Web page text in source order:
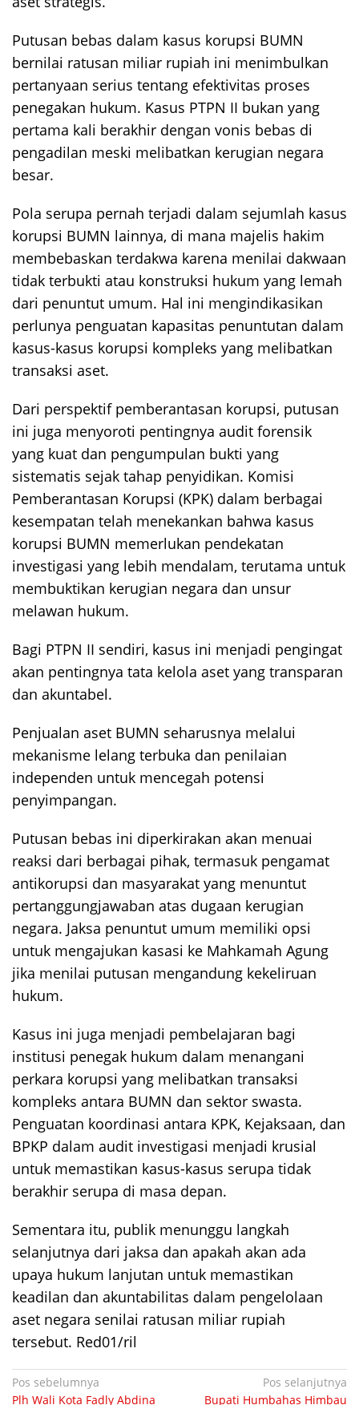
Putusan bebas dalam kasus korupsi BUMN
bernilai ratusan miliar rupiah ini menimbulkan
pertanyaan serius tentang efektivitas proses
penegakan hukum. Kasus PTPN II bukan yang
pertama kali berakhir dengan vonis bebas di
pengadilan meski melibatkan kerugian negara
besar.
Pola serupa pernah terjadi dalam sejumlah kasus
korupsi BUMN lainnya, di mana majelis hakim
membebaskan terdakwa karena menilai dakwaan
tidak terbukti atau konstruksi hukum yang lemah
dari penuntut umum. Hal ini mengindikasikan
perlunya penguatan kapasitas penuntutan dalam
kasus-kasus korupsi kompleks yang melibatkan
transaksi aset.
Dari perspektif pemberantasan korupsi, putusan
ini juga menyoroti pentingnya audit forensik
yang kuat dan pengumpulan bukti yang
sistematis sejak tahap penyidikan. Komisi
Pemberantasan Korupsi (KPK) dalam berbagai
kesempatan telah menekankan bahwa kasus
korupsi BUMN memerlukan pendekatan
investigasi yang lebih mendalam, terutama untuk
membuktikan kerugian negara dan unsur
melawan hukum.
Bagi PTPN II sendiri, kasus ini menjadi pengingat
akan pentingnya tata kelola aset yang transparan
dan akuntabel.
Penjualan aset BUMN seharusnya melalui
mekanisme lelang terbuka dan penilaian
independen untuk mencegah potensi
penyimpangan.
Putusan bebas ini diperkirakan akan menuai
reaksi dari berbagai pihak, termasuk pengamat
antikorupsi dan masyarakat yang menuntut
pertanggungjawaban atas dugaan kerugian
negara. Jaksa penuntut umum memiliki opsi
untuk mengajukan kasasi ke Mahkamah Agung
jika menilai putusan mengandung kekeliruan
hukum.
Kasus ini juga menjadi pembelajaran bagi
institusi penegak hukum dalam menangani
perkara korupsi yang melibatkan transaksi
kompleks antara BUMN dan sektor swasta.
Penguatan koordinasi antara KPK, Kejaksaan, dan
BPKP dalam audit investigasi menjadi krusial
untuk memastikan kasus-kasus serupa tidak
berakhir serupa di masa depan.
Sementara itu, publik menunggu langkah
selanjutnya dari jaksa dan apakah akan ada
upaya hukum lanjutan untuk memastikan
keadilan dan akuntabilitas dalam pengelolaan
aset negara senilai ratusan miliar rupiah
tersebut. Red01/ril
Navigasi
Pos sebelumnya
Plh Wali Kota Fadly Abdina
Pos selanjutnya
Bupati Humbahas Himbau